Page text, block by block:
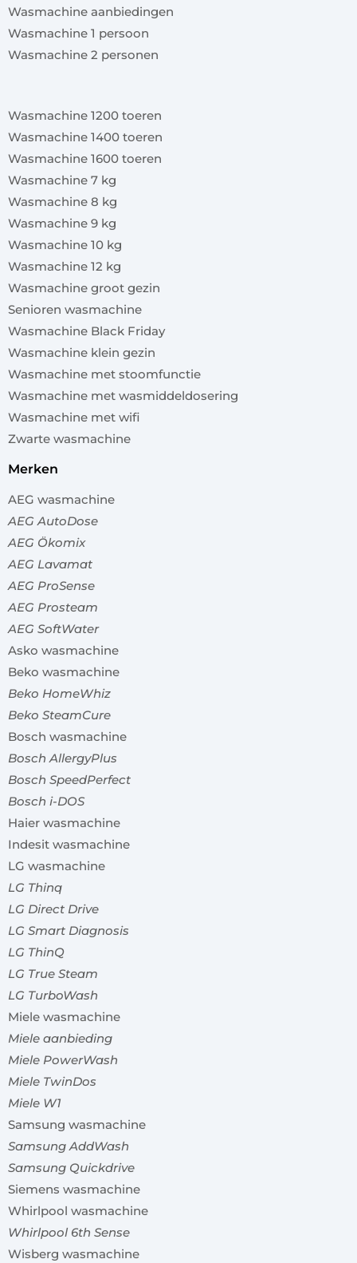
Wasmachine aanbiedingen
Wasmachine 1 persoon
Wasmachine 2 personen
Wasmachine 1200 toeren
Wasmachine 1400 toeren
Wasmachine 1600 toeren
Wasmachine 7 kg
Wasmachine 8 kg
Wasmachine 9 kg
Wasmachine 10 kg
Wasmachine 12 kg
Wasmachine groot gezin
Senioren wasmachine
Wasmachine Black Friday
Wasmachine klein gezin
Wasmachine met stoomfunctie
Wasmachine met wasmiddeldosering
Wasmachine met wifi
Zwarte wasmachine
merken
AEG wasmachine
AEG AutoDose
AEG Ökomix
AEG Lavamat
AEG ProSense
AEG Prosteam
AEG SoftWater
Asko wasmachine
Beko wasmachine
Beko HomeWhiz
Beko SteamCure
Bosch wasmachine
Bosch AllergyPlus
Bosch SpeedPerfect
Bosch i-DOS
Haier wasmachine
Indesit wasmachine
LG wasmachine
LG Thinq
LG Direct Drive
LG Smart Diagnosis
LG ThinQ
LG True Steam
LG TurboWash
Miele wasmachine
Miele aanbieding
Miele PowerWash
Miele TwinDos
Miele W1
Samsung wasmachine
Samsung AddWash
Samsung Quickdrive
Siemens wasmachine
Whirlpool wasmachine
Whirlpool 6th Sense
Wisberg wasmachine